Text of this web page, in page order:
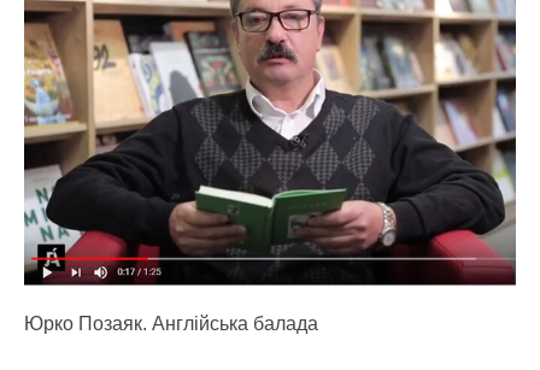
Юрко Позаяк. Англійська балада